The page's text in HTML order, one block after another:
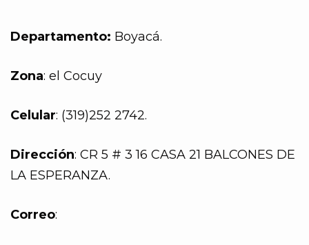
Departamento: Boyacá.
Zona: el Cocuy
Celular: (319)252 2742.
Dirección: CR 5 # 3 16 CASA 21 BALCONES DE
LA ESPERANZA.
Correo: